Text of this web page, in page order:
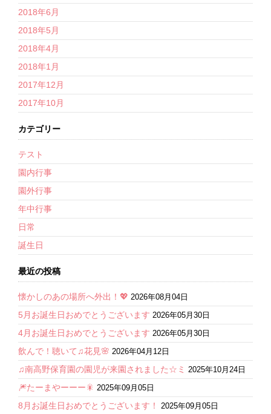
2018年6月
2018年5月
2018年4月
2018年1月
2017年12月
2017年10月
カテゴリー
テスト
園内行事
園外行事
年中行事
日常
誕生日
最近の投稿
懐かしのあの場所へ外出！💖 2026年08月04日
5月お誕生日おめでとうございます 2026年05月30日
4月お誕生日おめでとうございます 2026年05月30日
飲んで！聴いて♫花見🌸 2026年04月12日
♫南高野保育園の園児が来園されました☆ミ 2025年10月24日
🎆たーまやーーー🎇 2025年09月05日
8月お誕生日おめでとうございます！ 2025年09月05日